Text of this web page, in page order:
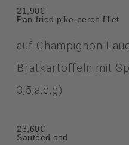
21,90€
Pan-fried pike-perch fillet
auf Champignon-
Bratkartoffeln mit
3,5,a,d,g)
23,60€
Sautéed cod